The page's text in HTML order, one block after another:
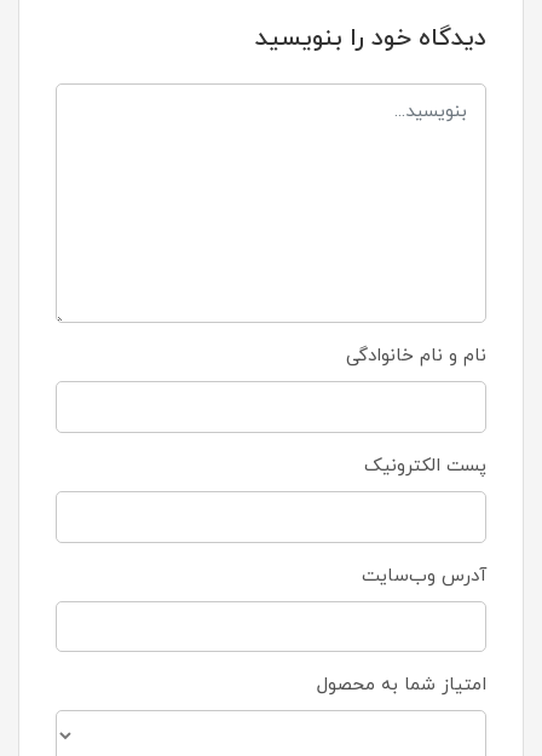
دیدگاه خود را بنویسید
نام و نام خانوادگی
پست الکترونیک
آدرس وب‌سایت
امتیاز شما به محصول